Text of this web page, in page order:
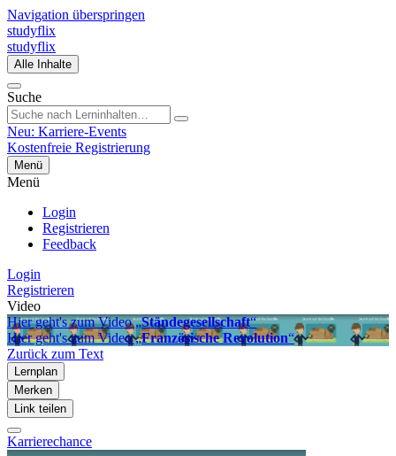
Navigation überspringen
studyflix
studyflix
Alle Inhalte
Suche
Neu: Karriere-Events
Kostenfreie Registrierung
Menü
Menü
Login
Registrieren
Feedback
Login
Registrieren
Video
Hier geht's zum Video „Ständegesellschaft“
Hier geht's zum Video „Französische Revolution“
Zurück zum Text
Lernplan
Merken
Link teilen
Karrierechance